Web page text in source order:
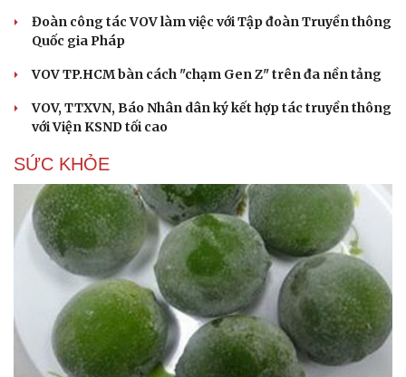
Đoàn công tác VOV làm việc với Tập đoàn Truyền thông
Quốc gia Pháp
VOV TP.HCM bàn cách "chạm Gen Z" trên đa nền tảng
VOV, TTXVN, Báo Nhân dân ký kết hợp tác truyền thông
với Viện KSND tối cao
SỨC KHỎE